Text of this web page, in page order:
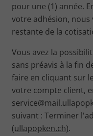
pour une (1) année.
votre adhésion,
restante de la
Vous avez la
sans préavis à la fin
faire en cliquant sur
votre compte client,
suivant : Terminer
(ullapopken.ch).